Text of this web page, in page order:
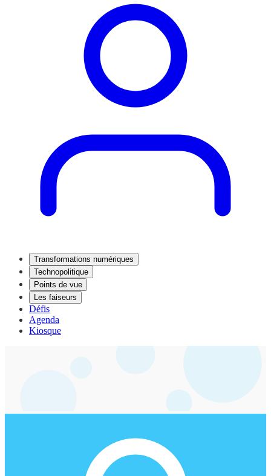
Transformations numériques
Technopolitique
Points de vue
Les faiseurs
Défis
Agenda
Kiosque